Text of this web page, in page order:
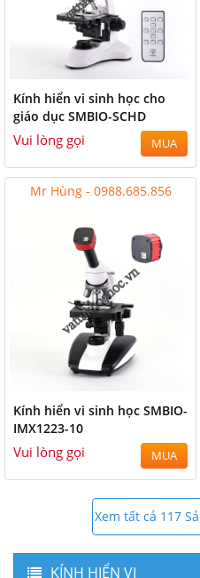
Kính hiển vi sinh học cho
giáo dục SMBIO-SCHD
Vui lòng gọi MUA
Mr Hùng - 0988.685.856
Kính hiển vi sinh học SMBIO-
IMX1223-10
Vui lòng gọi MUA
Xem tất cả 117
KÍNH HIỂN VI